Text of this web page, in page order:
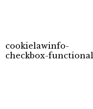
cookielawinfo-
checkbox-functional